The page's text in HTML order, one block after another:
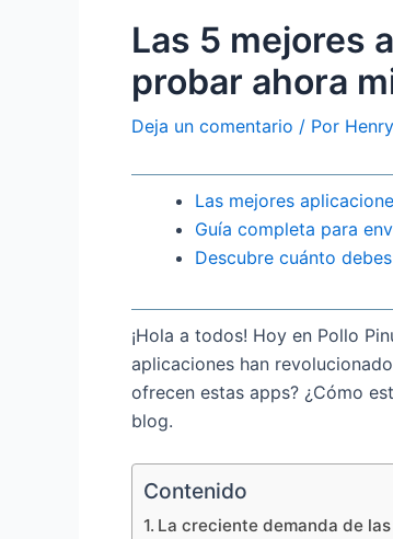
Las 5 mejores
probar ahora
Deja un comentario / Por
Las mejores
Guía completa para
Descubre cuánto
¡Hola a todos! Hoy en Pollo
aplicaciones han
ofrecen estas apps? ¿Cómo
blog.
Contenido
La creciente demanda de